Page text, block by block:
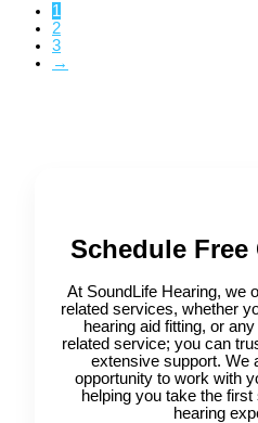
1
2
3
→
Schedule
At SoundLife Hearing, we
related services, whether
hearing aid fitting, or
related service; you can
extensive support. We
opportunity to work with
helping you take the
hearing